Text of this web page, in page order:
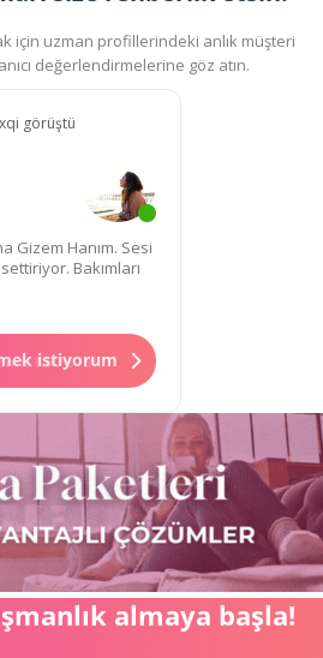
için uzman profillerindeki anlık müşteri
değerlendirmelerine göz atın.
görüştü
Gizem Hanım. Sesi
Bakımları
istiyorum
almaya başla!